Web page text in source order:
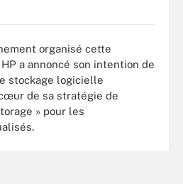
organisé cette
a annoncé son intention de
stockage logicielle
de sa stratégie de
» pour les